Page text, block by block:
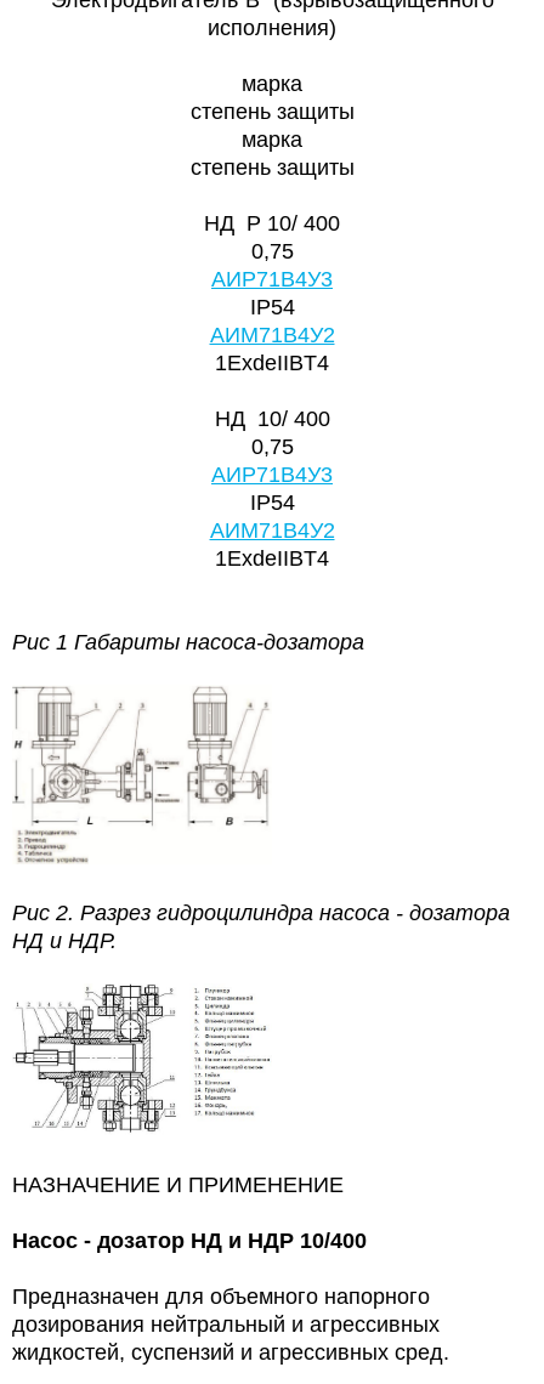
исполнения)
марка
степень защиты
марка
степень защиты
НД Р 10/ 400
0,75
АИР71В4У3
IP54
АИМ71В4У2
1ExdeIIBT4
НД 10/ 400
0,75
АИР71В4У3
IP54
АИМ71В4У2
1ExdeIIBT4
Рис 1 Габариты насоса-дозатора
Рис 2. Разрез гидроцилиндра насоса - дозатора
НД и НДР.
НАЗНАЧЕНИЕ И ПРИМЕНЕНИЕ
Насос - дозатор НД и НДР 10/400
Предназначен для объемного напорного
дозирования нейтральный и агрессивных
жидкостей, суспензий и агрессивных сред.